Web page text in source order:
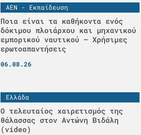
ΑΕΝ - Εκπαίδευση
Ποια είναι τα καθήκοντα ενός
δόκιμου πλοιάρχου και μηχανικού
εμπορικού ναυτικού – Χρήσιμες
ερωτοαπαντήσεις
06.08.26
Ελλάδα
Ο τελευταίος χαιρετισμός της
θάλασσας στον Αντώνη Βιδάλη
(video)